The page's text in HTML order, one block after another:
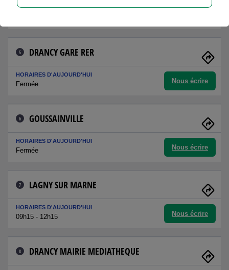
HORAIRES D'AUJOURD'HUI
5 DRANCY GARE RER
HORAIRES D'AUJOURD'HUI
Fermée Nous écrire
6 GOUSSAINVILLE
HORAIRES D'AUJOURD'HUI
Fermée Nous écrire
7 LAGNY SUR MARNE
HORAIRES D'AUJOURD'HUI
09h15 - 12h15 Nous écrire
8 DRANCY MAIRIE MEDIATHEQUE